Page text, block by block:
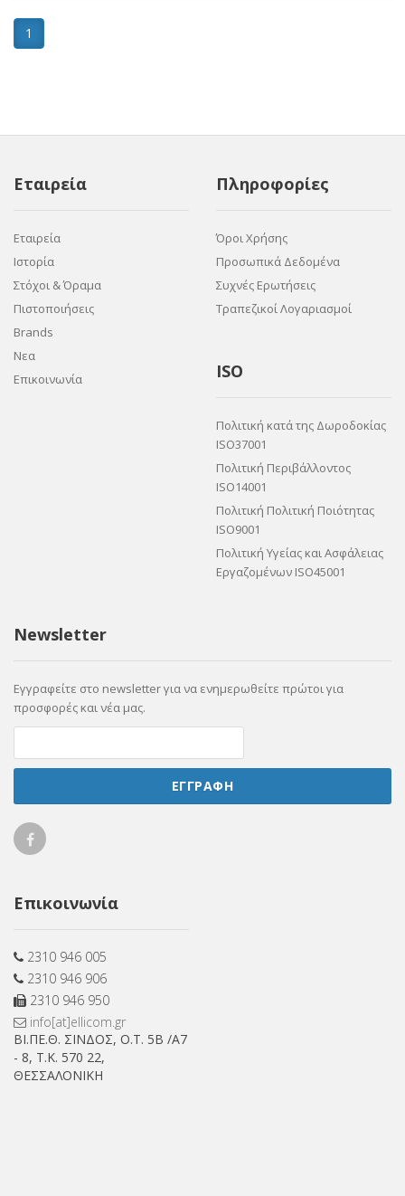
1
Εταιρεία
Εταιρεία
Ιστορία
Στόχοι & Όραμα
Πιστοποιήσεις
Brands
Νεα
Επικοινωνία
Πληροφορίες
Όροι Χρήσης
Προσωπικά Δεδομένα
Συχνές Ερωτήσεις
Τραπεζικοί Λογαριασμοί
ISO
Πολιτική κατά της Δωροδοκίας
ISO37001
Πολιτική Περιβάλλοντος
ISO14001
Πολιτική Πολιτική Ποιότητας
ISO9001
Πολιτική Υγείας και Ασφάλειας
Εργαζομένων ISO45001
Newsletter
Εγγραφείτε στο newsletter για να ενημερωθείτε πρώτοι για
προσφορές και νέα μας.
ΕΓΓΡΑΦΗ
Ellicom
Facebook
Επικοινωνία
2310 946 005
2310 946 906
2310 946 950
info[at]ellicom.gr
ΒΙ.ΠΕ.Θ. ΣΙΝΔΟΣ, Ο.Τ. 5Β /Α7
- 8, Τ.Κ. 570 22,
ΘΕΣΣΑΛΟΝΙΚΗ